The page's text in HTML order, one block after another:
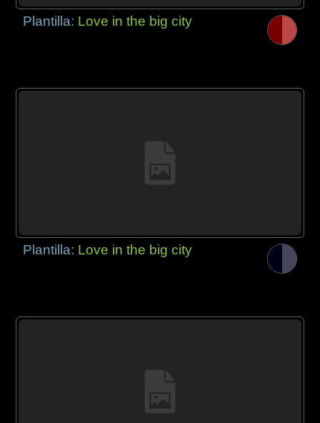
Plantilla: Love in the big city
Plantilla: Love in the big city